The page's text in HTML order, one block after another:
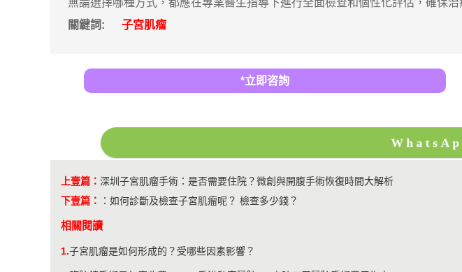
無論選擇哪種方式，都應在專業醫生指導下進行全面檢查和個性化評估，確保治
關鍵詞:
子宮肌瘤
*立即咨詢
上壹篇： 深圳子宮肌瘤手術：是否需要住院？微創與開腹手術恢復時間大解析
下壹篇：
： 如何診斷及檢查子宮肌瘤呢？ 檢查多少錢？
相關閱讀
1.子宮肌瘤是如何形成的？受哪些因素影響？